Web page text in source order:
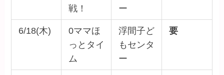
戦！
ー
6/18(木)
0ママほ
っとタイ
ム
浮間子ど
もセンタ
ー
要